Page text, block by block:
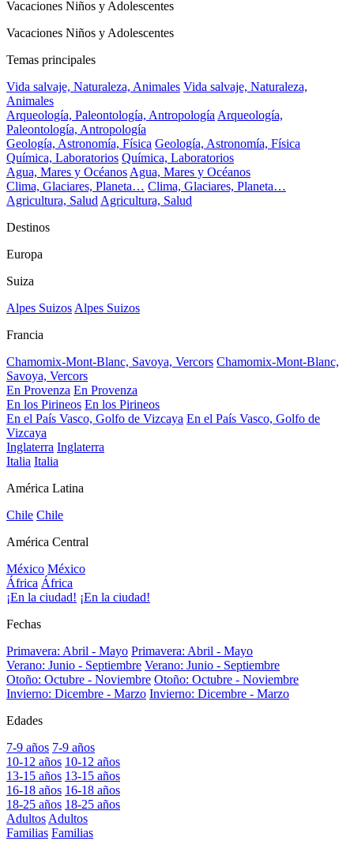
Vacaciones Niños y Adolescentes
Vacaciones Niños y Adolescentes
Temas principales
Vida salvaje, Naturaleza, Animales Vida salvaje, Naturaleza,
Animales
Arqueología, Paleontología, AntropologíaArqueología,
Paleontología, Antropología
Geología, Astronomía, Física Geología, Astronomía, Física
Química, Laboratorios Química, Laboratorios
Agua, Mares y OcéanosAgua, Mares y Océanos
Clima, Glaciares, Planeta… Clima, Glaciares, Planeta…
Agricultura, SaludAgricultura, Salud
Destinos
Europa
Suiza
Alpes SuizosAlpes Suizos
Francia
Chamomix-Mont-Blanc, Savoya, Vercors Chamomix-Mont-Blanc,
Savoya, Vercors
En Provenza En Provenza
En los Pirineos En los Pirineos
En el País Vasco, Golfo de Vizcaya En el País Vasco, Golfo de
Vizcaya
Inglaterra Inglaterra
Italia Italia
América Latina
Chile Chile
América Central
México México
África África
¡En la ciudad! ¡En la ciudad!
Fechas
Primavera: Abril - Mayo Primavera: Abril - Mayo
Verano: Junio - Septiembre Verano: Junio - Septiembre
Otoño: Octubre - Noviembre Otoño: Octubre - Noviembre
Invierno: Dicembre - Marzo Invierno: Dicembre - Marzo
Edades
7-9 años 7-9 años
10-12 años 10-12 años
13-15 años 13-15 años
16-18 años 16-18 años
18-25 años 18-25 años
AdultosAdultos
Familias Familias